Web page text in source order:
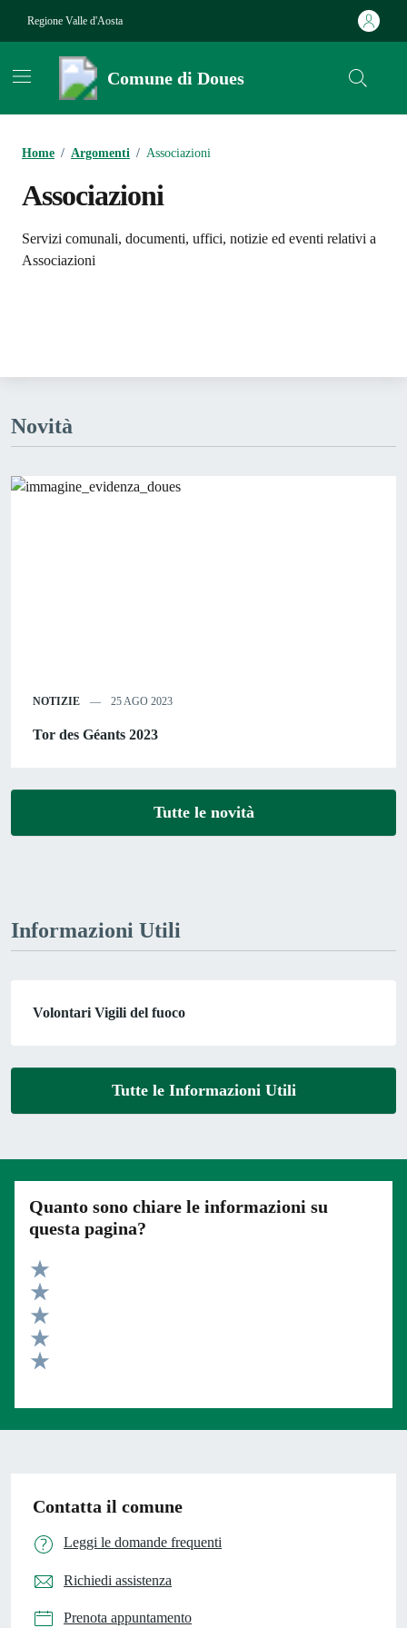
Regione Valle d'Aosta
Comune di Doues
Home / Argomenti / Associazioni
Associazioni
Dettagli dell'argomento
Servizi comunali, documenti, uffici, notizie ed eventi relativi a
Associazioni
Novità
NOTIZIE 25 AGO 2023
Tor des Géants 2023
Tutte le novità
Informazioni Utili
Volontari Vigili del fuoco
Tutte le Informazioni Utili
Quanto sono chiare le informazioni su
questa pagina?
Valuta 5 stelle su 5
Valuta 4 stelle su 5
Valuta 3 stelle su 5
Valuta 2 stelle su 5
Contatta il comune
Leggi le domande frequenti
Richiedi assistenza
Prenota appuntamento